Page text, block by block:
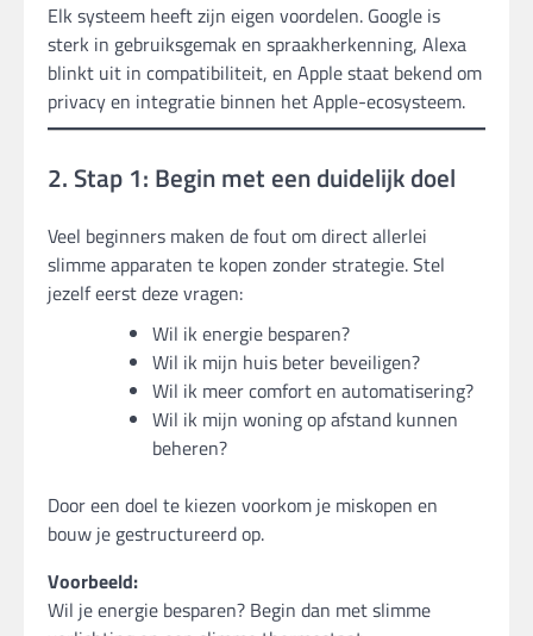
Elk systeem heeft zijn eigen voordelen. Google is
sterk in gebruiksgemak en spraakherkenning, Alexa
blinkt uit in compatibiliteit, en Apple staat bekend om
privacy en integratie binnen het Apple-ecosysteem.
2. Stap 1: Begin met een duidelijk doel
Veel beginners maken de fout om direct allerlei
slimme apparaten te kopen zonder strategie. Stel
jezelf eerst deze vragen:
Wil ik energie besparen?
Wil ik mijn huis beter beveiligen?
Wil ik meer comfort en automatisering?
Wil ik mijn woning op afstand kunnen
beheren?
Door een doel te kiezen voorkom je miskopen en
bouw je gestructureerd op.
Voorbeeld:
Wil je energie besparen? Begin dan met slimme